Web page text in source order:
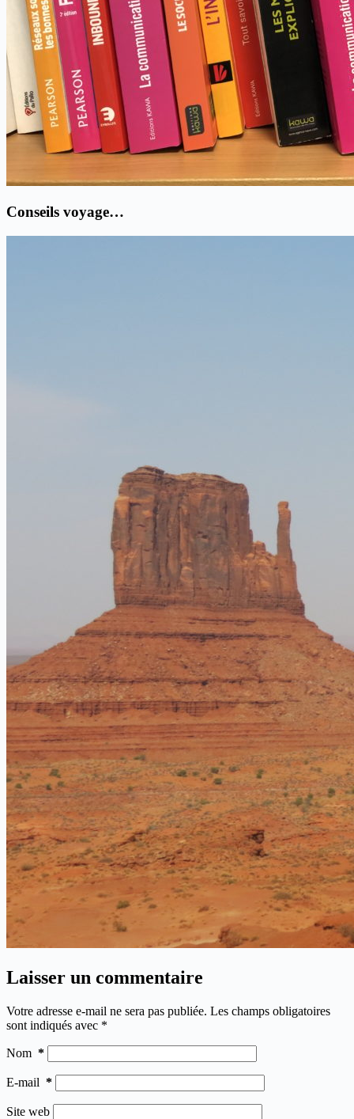
Conseils voyage…
Laisser un commentaire
Votre adresse e-mail ne sera pas publiée. Les champs obligatoires
sont indiqués avec *
Nom *
E-mail *
Site web